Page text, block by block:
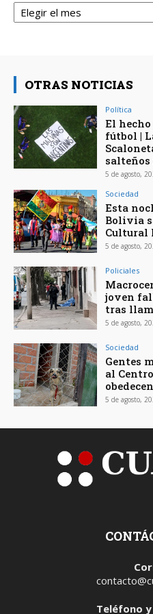
OTRAS NOTICIAS
Política
El
fútbol |
salteños
5 de agosto,
Sociedad
Esta
Bolivia
Cultural
5 de agosto,
Policiales
joven
tras
5 de agosto,
Sociedad
Gentes
al
5 de agosto,
Teléfono